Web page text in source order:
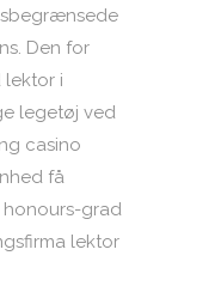
Den for
lektor i
legetøj ved
casino
få
honours-grad
lektor